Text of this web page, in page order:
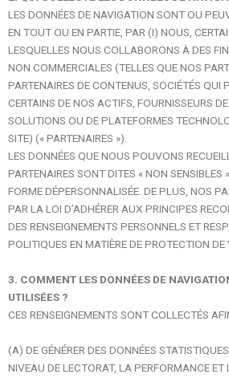
LES DONNÉES DE NAVIGATION SONT OU
EN TOUT OU EN PARTIE, PAR (I) NOUS,
LESQUELLES NOUS COLLABORONS À DES
NON COMMERCIALES (TELLES QUE NOS
PARTENAIRES DE CONTENUS, SOCIÉTÉS QUI
CERTAINS DE NOS ACTIFS, FOURNISSEURS
SOLUTIONS OU DE PLATEFORMES
SITE) (« PARTENAIRES »).
LES DONNÉES QUE NOUS POUVONS
PARTENAIRES SONT DITES « NON SENSIBLES
FORME DÉPERSONNALISÉE. DE PLUS, NOS
PAR LA LOI D’ADHÉRER AUX PRINCIPES
DES RENSEIGNEMENTS PERSONNELS ET
POLITIQUES EN MATIÈRE DE PROTECTION DE
3. COMMENT LES DONNÉES DE
UTILISÉES ?
CES RENSEIGNEMENTS SONT COLLECTÉS
(A) DE GÉNÉRER DES DONNÉES
NIVEAU DE LECTORAT, LA PERFORMANCE ET